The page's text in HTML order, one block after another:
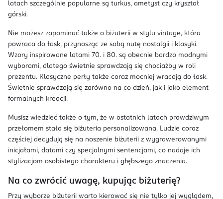
latach szczególnie popularne są turkus, ametyst czy kryształ
górski.
Nie możesz zapominać także o biżuterii w stylu vintage, która
powraca do łask, przynosząc ze sobą nutę nostalgii i klasyki.
Wzory inspirowane latami 70. i 80. są obecnie bardzo modnymi
wyborami, dlatego świetnie sprawdzają się chociażby w roli
prezentu. Klasyczne perły także coraz mocniej wracają do łask.
Świetnie sprawdzają się zarówno na co dzień, jak i jako element
formalnych kreacji.
Musisz wiedzieć także o tym, że w ostatnich latach prawdziwym
przełomem stała się biżuteria personalizowana. Ludzie coraz
częściej decydują się na noszenie biżuterii z wygrawerowanymi
inicjałami, datami czy specjalnymi sentencjami, co nadaje ich
stylizacjom osobistego charakteru i głębszego znaczenia.
Na co zwrócić uwagę, kupując biżuterię?
Przy wyborze biżuterii warto kierować się nie tylko jej wyglądem,